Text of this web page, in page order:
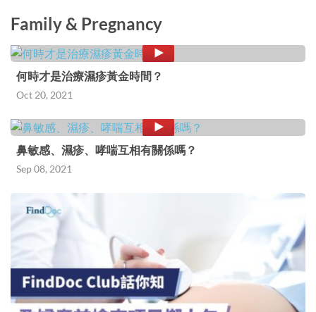
Family & Pregnancy
何時才是治療濕疹黃金時間？
Oct 20, 2021
鼻敏感、濕疹、哮喘互相有關係嗎？
Sep 08, 2021